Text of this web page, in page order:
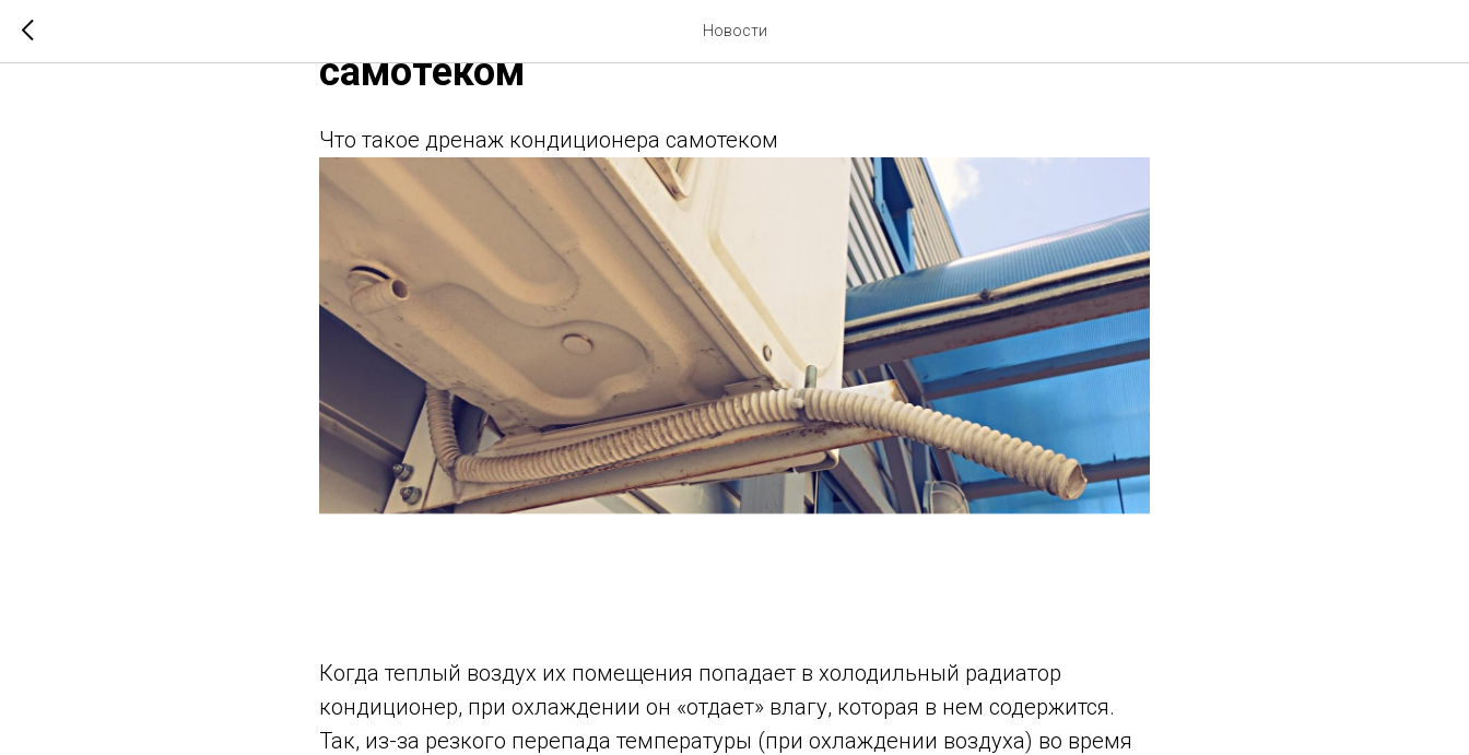
Новости
Выведение конденсата из кондиционера
самотеком
Что такое дренаж кондиционера самотеком
Когда теплый воздух их помещения попадает в холодильный радиатор
кондиционер, при охлаждении он «отдает» влагу, которая в нем содержится.
Так, из-за резкого перепада температуры (при охлаждении воздуха) во время